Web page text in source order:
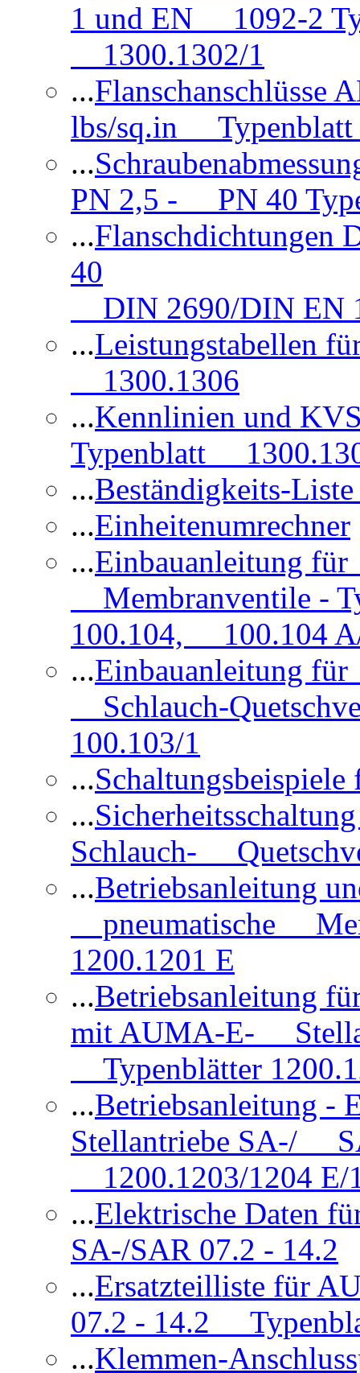
1 und EN 1092-2
1300.1302/1
...
lbs/sq.in Typenblatt
...
PN 2,5 - PN 40
...
40
DIN 2690/DIN EN
...Leistungstabellen
1300.1306
...Kennlinien und
Typenblatt
...Beständigkeits-
...Einheitenumrechner
...Einbauanleitung
Membranventile -
100.104, 100.104
...Einbauanleitung
Schlauch-
100.103/1
...
...
Schlauch-
...Betriebsanleitung
pneumatische
1200.1201 E
...Betriebsanleitung
mit AUMA-E-
Typenblätter
...Betriebsanleitung
Stellantriebe SA-/
1200.1203/1204 E/
...Elektrische Daten
SA-/SAR 07.2 - 14.2
...Ersatzteilliste für
07.2 - 14.2
...Klemmen-